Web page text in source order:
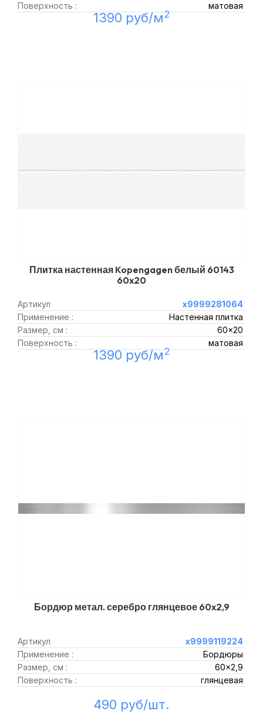
Поверхность :
матовая
1390 руб/м2
Плитка настенная Kopengagen белый 60143
60x20
Артикул
х9999281064
Применение :
Настенная плитка
Размер, см :
60x20
Поверхность :
матовая
1390 руб/м2
Бордюр метал. серебро глянцевое 60x2,9
Артикул
х9999119224
Применение :
Бордюры
Размер, см :
60x2,9
Поверхность :
глянцевая
490 руб/шт.